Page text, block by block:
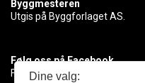
Byggmesteren
Utgis på Byggforlaget AS.
Følg oss på Facebook
Få med deg det siste innen
Dine valg: